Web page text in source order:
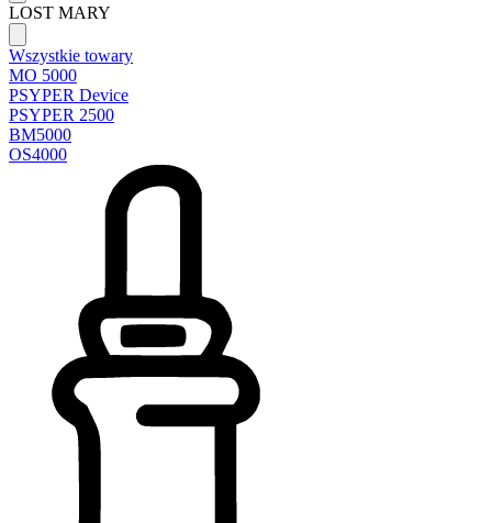
LOST MARY
Wszystkie towary
MO 5000
PSYPER Device
PSYPER 2500
BM5000
OS4000